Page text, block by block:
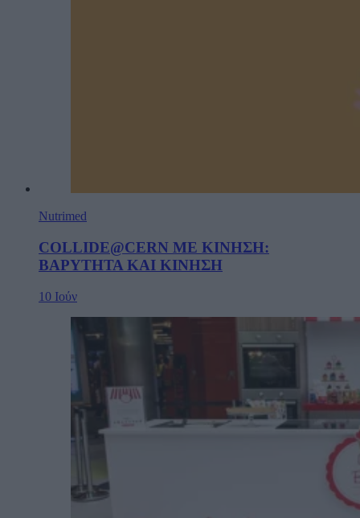
Nutrimed
COLLIDE@CERN ΜΕ ΚΙΝΗΣΗ:
ΒΑΡΥΤΗΤΑ ΚΑΙ ΚΙΝΗΣΗ
10 Ιούν